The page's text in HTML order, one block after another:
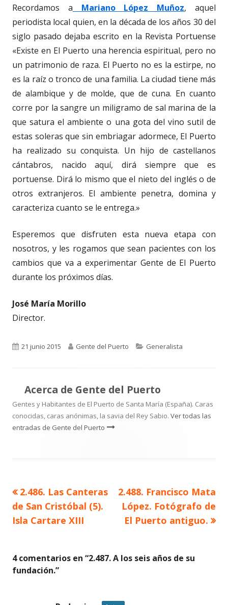
Recordamos a Mariano López Muñoz, aquel
periodista local quien, en la década de los años 30 del
siglo pasado dejaba escrito en la Revista Portuense
«Existe en El Puerto una herencia espiritual, pero no
un patrimonio de raza. El Puerto no es la estirpe, no
es la raíz o tronco de una familia. La ciudad tiene más
de alambique y de molde, que de cuna. En cuanto
corre por la sangre un miligramo de sal marina de la
que satura el ambiente o una gota del vino sutil de
estas soleras que sin embriagar adormece, El Puerto
ha realizado su conquista. Un hijo de castellanos
cántabros, nacido aquí, dirá siempre que es
portuense. Dirá lo mismo que el nieto del inglés o de
otros extranjeros. El ambiente penetra, domina y
caracteriza cuanto se le entrega.»
Esperemos que disfruten esta nueva etapa con
nosotros, y les rogamos que sean pacientes con los
cambios que va a experimentar Gente de El Puerto
durante los próximos días.
José María Morillo
Director.
Publicado
21 junio 2015 Autor
Gente del Puerto Categorías
Generalista
Acerca de Gente del Puerto
Gentes y Habitantes de El Puerto de Santa María (España). Caras
conocidas, caras anónimas, la savia del Rey Sabio. Ver todas las
entradas de Gente del Puerto
Navegación
de
Artículo
anterior
2.486. Las Canteras
de San Cristóbal (5).
Isla Cartare XIII
Artículo
siguiente
2.488. Francisco Mata
López. Fotógrafo de
El Puerto antiguo.
4 comentarios en “2.487. A los seis años de su
fundación.”